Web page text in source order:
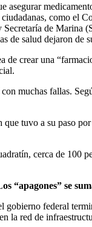
como
de Marina
de salud dejaron de
crear una
muchas fallas.
tuvo a su paso
cerca de 100
os “apagones” se
federal
la red de